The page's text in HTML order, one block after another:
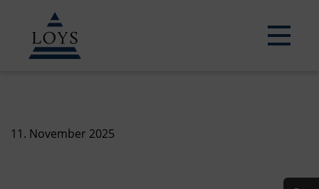
11. November 2025